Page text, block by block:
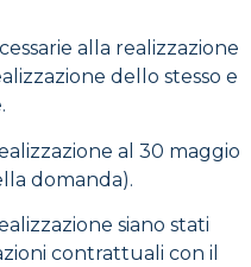
alla realizzazione
dello stesso e
al 30 maggio
domanda).
siano stati
contrattuali con il